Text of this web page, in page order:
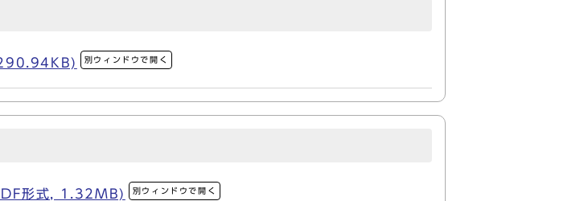
290.94KB) 別ウィンドウで開く
形式, 1.32MB) 別ウィンドウで開く